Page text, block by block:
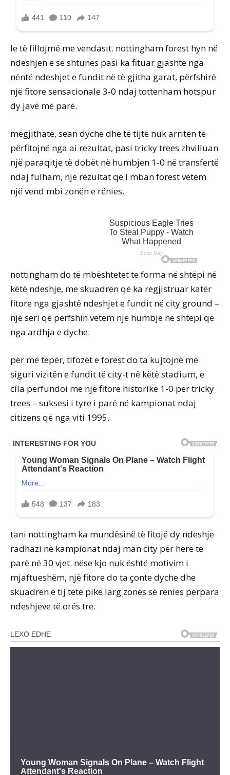
le të fillojmë me vendasit. nottingham forest hyn në
ndeshjen e së shtunës pasi ka fituar gjashtë nga
nëntë ndeshjet e fundit në të gjitha garat, përfshirë
një fitore sensacionale 3-0 ndaj tottenham hotspur
dy javë më parë.
megjithatë, sean dyche dhe të tijtë nuk arritën të
përfitojnë nga ai rezultat, pasi tricky trees zhvilluan
një paraqitje të dobët në humbjen 1-0 në transfertë
ndaj fulham, një rezultat që i mban forest vetëm
një vend mbi zonën e rënies.
nottingham do të mbështetet te forma në shtëpi në
këtë ndeshje, me skuadrën që ka regjistruar katër
fitore nga gjashtë ndeshjet e fundit në city ground –
një seri që përfshin vetëm një humbje në shtëpi që
nga ardhja e dyche.
për më tepër, tifozët e forest do ta kujtojnë me
siguri vizitën e fundit të city-t në këtë stadium, e
cila përfundoi me një fitore historike 1-0 për tricky
trees – suksesi i tyre i parë në kampionat ndaj
citizens që nga viti 1995.
tani nottingham ka mundësinë të fitojë dy ndeshje
radhazi në kampionat ndaj man city për herë të
parë në 30 vjet. nëse kjo nuk është motivim i
mjaftueshëm, një fitore do ta çonte dyche dhe
skuadrën e tij tetë pikë larg zonës së rënies përpara
ndeshjeve të orës tre.